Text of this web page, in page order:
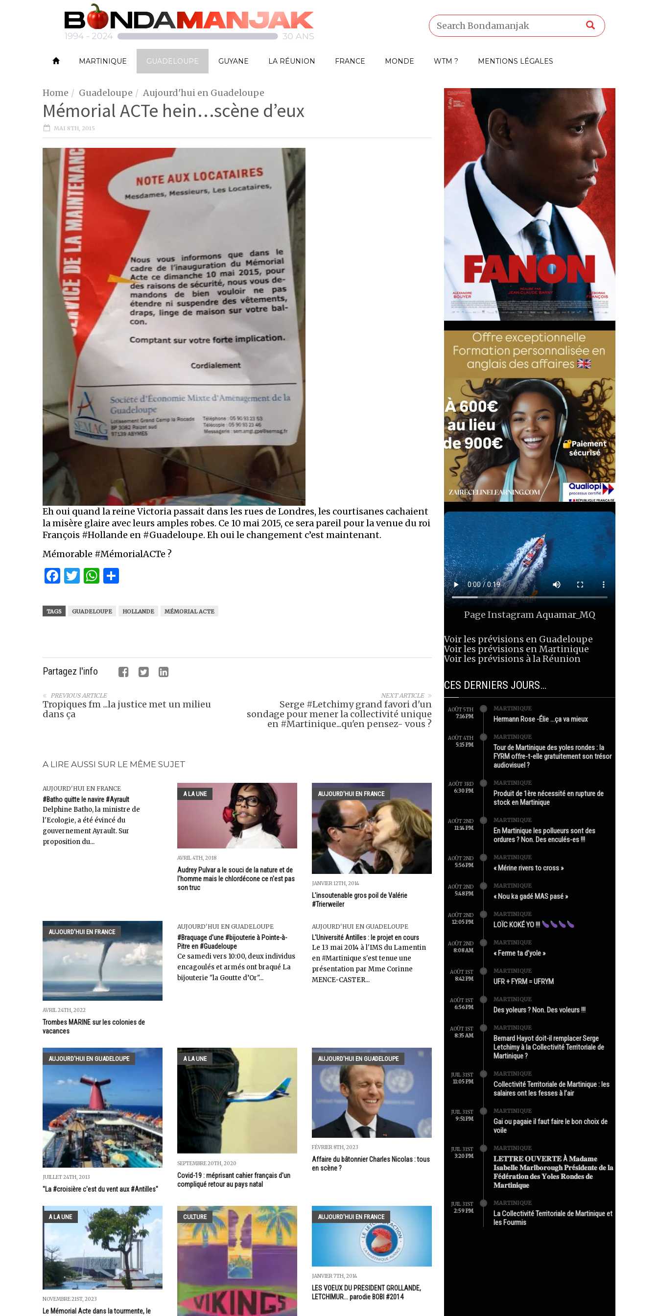
MARTINIQUE GUADELOUPE GUYANE LA RÉUNION FRANCE MONDE WTM ? MENTIONS LÉGALES
Home Guadeloupe Aujourd'hui en Guadeloupe
Mémorial ACTe hein…scène d’eux
MAI 8TH, 2015
Eh oui quand la reine Victoria passait dans les rues de Londres, les courtisanes cachaient
la misère glaire avec leurs amples robes. Ce 10 mai 2015, ce sera pareil pour la venue du roi
François #Hollande en #Guadeloupe. Eh oui le changement c’est maintenant.
Mémorable #MémorialACTe ?
Facebook
Twitter
WhatsApp
TAGS GUADELOUPE HOLLANDE MÉMORIAL ACTE
Partagez l'info
NEXT ARTICLE
Serge #Letchimy grand favori d'un
sondage pour mener la collectivité unique
en #Martinique...qu'en pensez- vous ?
PREVIOUS ARTICLE
Tropiques fm ...la justice met un milieu
dans ça
A LIRE AUSSI SUR LE MÊME SUJET
AUJOURD'HUI EN FRANCE
#Batho quitte le navire #Ayrault
Delphine Batho, la ministre de
l'Ecologie, a été évincé du
gouvernement Ayrault. Sur
proposition du...
A LA UNE
AVRIL 4TH, 2018
Audrey Pulvar a le souci de la nature et de
l'homme mais le chlordécone ce n'est pas
son truc
AUJOURD'HUI EN FRANCE
JANVIER 12TH, 2014
L'insoutenable gros poil de Valérie
#Trierweiler
AUJOURD'HUI EN FRANCE
AVRIL 24TH, 2022
Trombes MARINE sur les colonies de
vacances
AUJOURD'HUI EN GUADELOUPE
#Braquage d'une #bijouterie à Pointe-à-
Pitre en #Guadeloupe
Ce samedi vers 10:00, deux individus
encagoulés et armés ont braqué La
bijouterie "la Goutte d’Or"...
AUJOURD'HUI EN GUADELOUPE
L'Université Antilles : le projet en cours
Le 13 mai 2014 à l'IMS du Lamentin
en #Martinique s'est tenue une
présentation par Mme Corinne
MENCE-CASTER...
AUJOURD'HUI EN GUADELOUPE
JUILLET 24TH, 2013
"La #croisière c'est du vent aux #Antilles"
A LA UNE
SEPTEMBRE 20TH, 2020
Covid-19 : méprisant cahier français d'un
compliqué retour au pays natal
AUJOURD'HUI EN GUADELOUPE
FÉVRIER 8TH, 2023
Affaire du bâtonnier Charles Nicolas : tous
en scène ?
A LA UNE
NOVEMBRE 21ST, 2023
Le Mémorial Acte dans la tourmente, le
CULTURE AUJOURD'HUI EN FRANCE
JANVIER 7TH, 2014
LES VOEUX DU PRESIDENT GROLLANDE,
LETCHIMUR... parodie BOBI #2014
Page InstagramAquamar_MQ
Voir les prévisions en Guadeloupe
Voir les prévisions en Martinique
Voir les prévisions à la Réunion
CES DERNIERS JOURS…
AOÛT 5TH
7:16 PM
MARTINIQUE
Hermann Rose -Élie …ça va mieux
AOÛT 4TH
5:15 PM
MARTINIQUE
Tour de Martinique des yoles rondes : la
FYRM offre-t-elle gratuitement son trésor
audiovisuel ?
AOÛT 3RD
6:30 PM
MARTINIQUE
Produit de 1ère nécessité en rupture de
stock en Martinique
AOÛT 2ND
11:14 PM
MARTINIQUE
En Martinique les pollueurs sont des
ordures ? Non. Des enculés-es !!!
AOÛT 2ND
5:56 PM
MARTINIQUE
« Mérine rivers to cross »
AOÛT 2ND
5:48 PM
MARTINIQUE
« Nou ka gadé MAS pasé »
AOÛT 2ND
12:05 PM
MARTINIQUE
LOÏC KOKÉ YO !!!
AOÛT 2ND
8:08 AM
MARTINIQUE
« Ferme ta d’yole »
AOÛT 1ST
8:42 PM
MARTINIQUE
UFR + FYRM = UFRYM
AOÛT 1ST
6:56 PM
MARTINIQUE
Des yoleurs ? Non. Des voleurs !!!
AOÛT 1ST
8:35 AM
MARTINIQUE
Bernard Hayot doit-il remplacer Serge
Letchimy à la Collectivité Territoriale de
Martinique ?
JUIL 31ST
11:05 PM
MARTINIQUE
Collectivité Territoriale de Martinique : les
salaires ont les fesses à l’air
JUIL 31ST
9:51 PM
MARTINIQUE
Gai ou pagaie il faut faire le bon choix de
voile
JUIL 31ST
3:20 PM
MARTINIQUE
𝐋𝐄𝐓𝐓𝐑𝐄 𝐎𝐔𝐕𝐄𝐑𝐓𝐄 À 𝐌𝐚𝐝𝐚𝐦𝐞
𝐈𝐬𝐚𝐛𝐞𝐥𝐥𝐞 𝐌𝐚𝐫𝐥𝐛𝐨𝐫𝐨𝐮𝐠𝐡 𝐏𝐫é𝐬𝐢𝐝𝐞𝐧𝐭𝐞 𝐝𝐞 𝐥𝐚
𝐅é𝐝é𝐫𝐚𝐭𝐢𝐨𝐧 𝐝𝐞𝐬 𝐘𝐨𝐥𝐞𝐬 𝐑𝐨𝐧𝐝𝐞𝐬 𝐝𝐞
𝐌𝐚𝐫𝐭𝐢𝐧𝐢𝐪𝐮𝐞
JUIL 31ST
2:59 PM
MARTINIQUE
La Collectivité Territoriale de Martinique et
les Fourmis